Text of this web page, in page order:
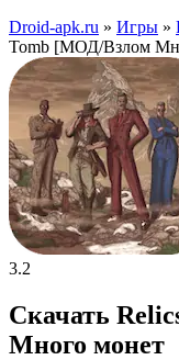
Droid-apk.ru » Игры »
Tomb [МОД/Взлом
3.2
Скачать
Много монет